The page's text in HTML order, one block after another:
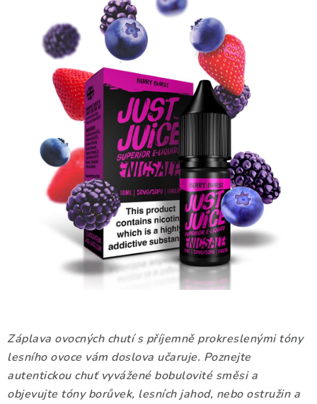
E-CIGARETY
NIKOTINOVÉ SÁČKY
DÁRKOVÉ VOUCHERY
ATOMIZÉRY A CARTRIDGE
BATERIE A NABÍJEČKY
GRIPY & MODY
NIKOTINOVÝ FILM
PŘÍSLUŠENSTVÍ
Záplava ovocných chutí s příjemně prokreslenými tóny
lesního ovoce vám doslova učaruje. Poznejte
autentickou chuť vyvážené bobulovité směsi a
objevujte tóny borůvek, lesních jahod, nebo ostružin a